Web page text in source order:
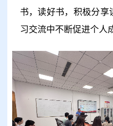
书，读好书，积极分享
习交流中不断促进个人